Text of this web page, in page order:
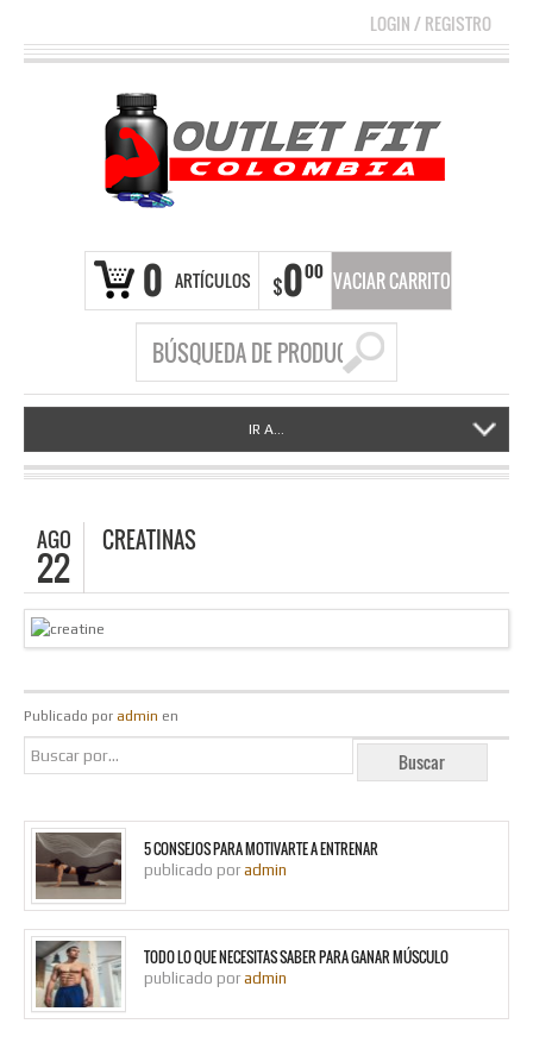
LOGIN/REGISTRO
0 ARTÍCULOS $000 VACIAR CARRITO
IR A...
AGO
22
CREATINAS
Publicado por admin en
5 CONSEJOS PARA MOTIVARTE A ENTRENAR
publicado por admin
TODO LO QUE NECESITAS SABER PARA GANAR MÚSCULO
publicado por admin